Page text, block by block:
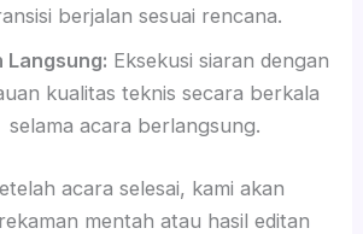
berjalan sesuai rencana.
Langsung: Eksekusi siaran dengan
kualitas teknis secara berkala
selama acara berlangsung.
acara selesai, kami akan
mentah atau hasil editan